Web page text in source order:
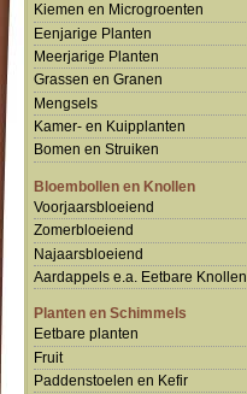
Kiemen en Microgroenten
Eenjarige Planten
Meerjarige Planten
Grassen en Granen
Mengsels
Kamer- en Kuipplanten
Bomen en Struiken
Bloembollen en Knollen
Voorjaarsbloeiend
Zomerbloeiend
Najaarsbloeiend
Aardappels e.a. Eetbare Knollen
Planten en Schimmels
Eetbare planten
Fruit
Paddenstoelen en Kefir